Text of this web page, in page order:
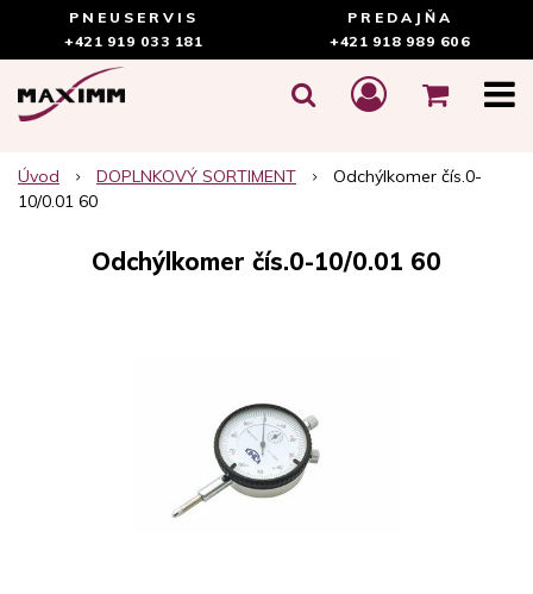
PNEUSERVIS
+421 919 033 181
PREDAJŇA
+421 918 989 606
Úvod DOPLNKOVÝ SORTIMENT
Odchýlkomer čís.0-
10/0.01 60
Odchýlkomer čís.0-10/0.01 60